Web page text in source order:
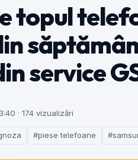
topul
service
· 174 vizualizări
#piese telefoane